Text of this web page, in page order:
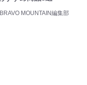
BRAVO MOUNTAIN編集部